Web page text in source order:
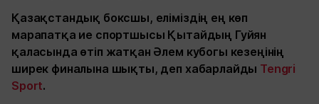
Қазақстандық боксшы, еліміздің ең көп
марапатқа ие спортшысы Қытайдың Гуйян
қаласында өтіп жатқан Әлем кубогы кезеңінің
ширек финалына шықты, деп хабарлайды Tengri
Sport.